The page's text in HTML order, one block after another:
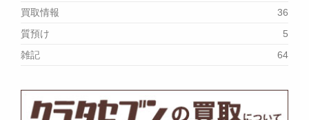
買取情報
36
質預け
5
雑記
64